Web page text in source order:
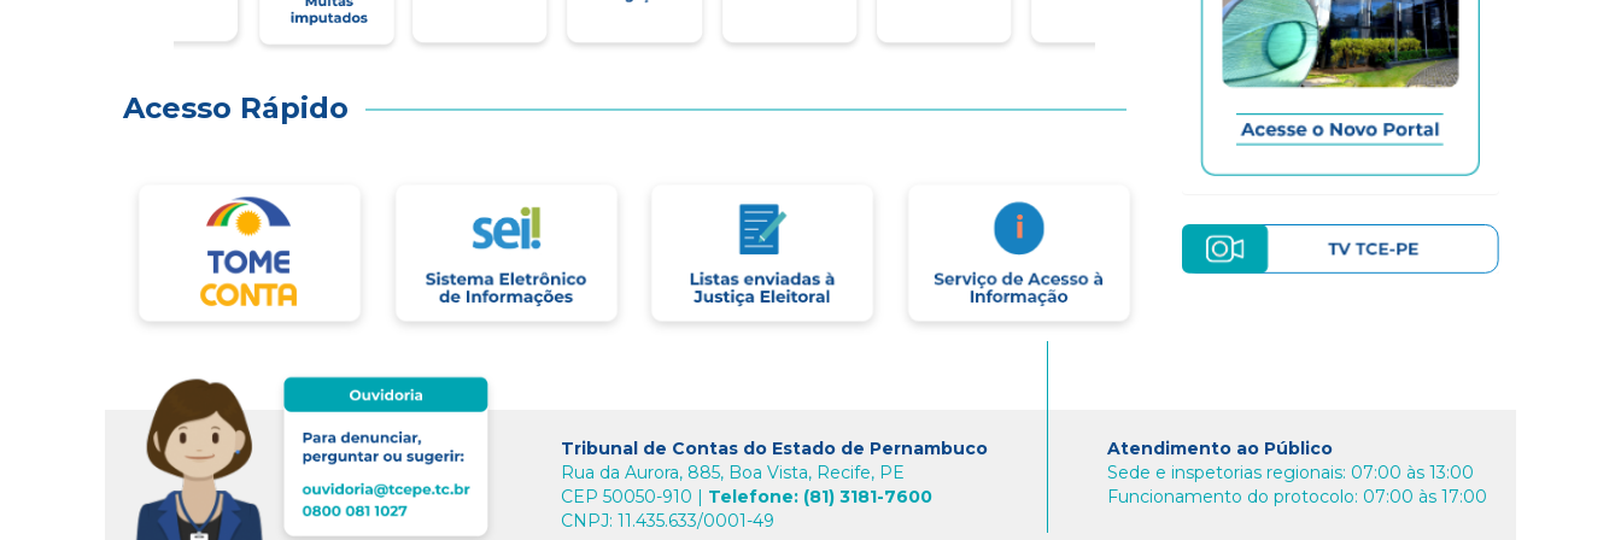
Acesso Rápido
Tribunal de Contas do Estado de Pernambuco
Rua da Aurora, 885, Boa Vista, Recife, PE
CEP 50050-910 | Telefone: (81) 3181-7600
CNPJ: 11.435.633/0001-49
Atendimento ao Público
Sede e inspetorias regionais: 07:00 às 13:00
Funcionamento do protocolo: 07:00 às 17:00